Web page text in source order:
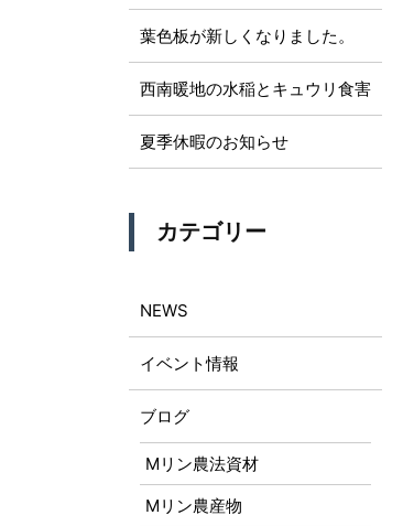
葉色板が新しくなりました。
西南暖地の水稲とキュウリ食害
夏季休暇のお知らせ
カテゴリー
NEWS
イベント情報
ブログ
Mリン農法資材
Mリン農産物